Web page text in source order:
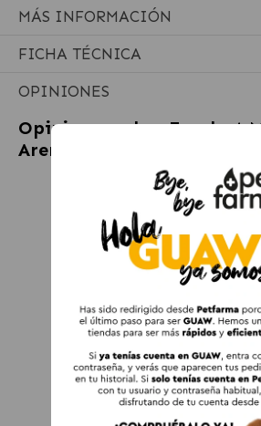
MÁS INFORMACIÓN
FICHA TÉCNICA
OPINIONES
Opiniones sobreFerplast
Arenero de Bandeja para